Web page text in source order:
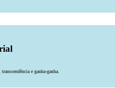
e ganha-ganha.